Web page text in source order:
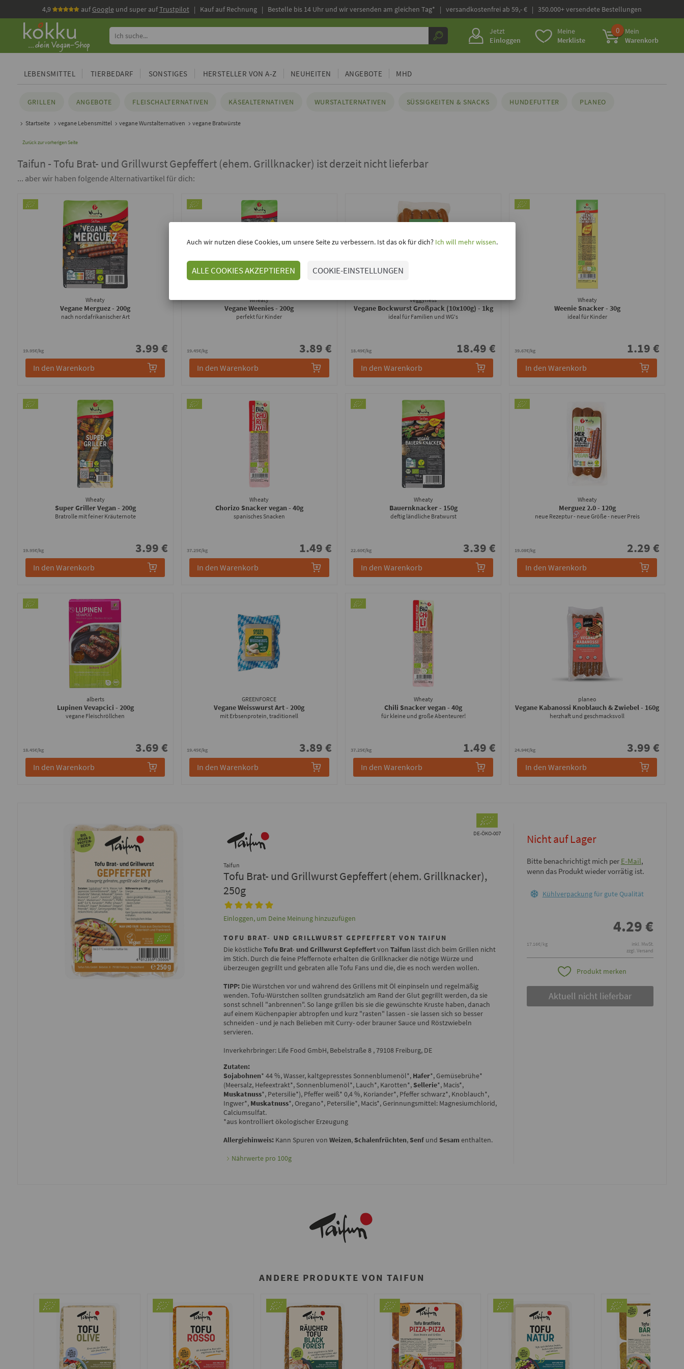
4,9 aufGoogleund super aufTrustpilot| Kauf auf Rechnung | Bestelle bis 14 Uhr und wir versenden am gleichen Tag* | versandkostenfrei ab 59,- € | 350.000+ versendete Bestellungen
Jetzt
Einloggen
Meine
Merkliste
0
Mein
Warenkorb
LEBENSMITTEL TIERBEDARF SONSTIGES HERSTELLER VON A-Z NEUHEITEN ANGEBOTE MHD
GRILLEN ANGEBOTE FLEISCHALTERNATIVEN KÄSEALTERNATIVEN WURSTALTERNATIVEN SÜSSIGKEITEN & SNACKS HUNDEFUTTER PLANEO
Startseite vegane Lebensmittel vegane Wurstalternativen vegane Bratwürste
Zurück zur vorherigen Seite
Taifun - Tofu Brat- und Grillwurst Gepfeffert (ehem. Grillknacker) ist derzeit nicht lieferbar
... aber wir haben folgende Alternativartikel für dich:
Wheaty
Vegane Merguez- 200g
nach nordafrikanischer Art
19.95€/kg 3.99 €
In den Warenkorb
Wheaty
Vegane Weenies- 200g
perfekt für Kinder
19.45€/kg 3.89 €
In den Warenkorb
veggyness
Vegane Bockwurst Großpack (10x100g) - 1kg
ideal für Familien und WG's
18.49€/kg 18.49 €
In den Warenkorb
Wheaty
Weenie Snacker- 30g
ideal für Kinder
39.67€/kg 1.19 €
In den Warenkorb
Wheaty
Super Griller Vegan - 200g
Bratrolle mit feiner Kräuternote
19.95€/kg 3.99 €
In den Warenkorb
Wheaty
Chorizo Snacker vegan - 40g
spanisches Snacken
37.25€/kg 1.49 €
In den Warenkorb
Wheaty
Bauernknacker- 150g
deftig ländliche Bratwurst
22.60€/kg 3.39 €
In den Warenkorb
Wheaty
Merguez 2.0- 120g
neue Rezeptur - neue Größe - neuer Preis
19.08€/kg 2.29 €
In den Warenkorb
alberts
Lupinen Vevapcici - 200g
vegane Fleischröllchen
18.45€/kg 3.69 €
In den Warenkorb
GREENFORCE
Vegane Weisswurst Art- 200g
mit Erbsenprotein, traditionell
19.45€/kg 3.89 €
In den Warenkorb
Wheaty
Chili Snacker vegan- 40g
für kleine und große Abenteurer!
37.25€/kg 1.49 €
In den Warenkorb
planeo
Vegane Kabanossi Knoblauch & Zwiebel- 160g
herzhaft und geschmacksvoll
24.94€/kg 3.99 €
In den Warenkorb
DE-ÖKO-007
Taifun
Tofu Brat- und Grillwurst Gepfeffert (ehem. Grillknacker),
250g
Einloggen, um Deine Meinung hinzuzufügen
TOFU BRAT- UND GRILLWURST GEPFEFFERT VON TAIFUN
Die köstlicheTofu Brat- und Grillwurst GepfeffertvonTaifun lässt dich beim Grillen nicht
im Stich. Durch die feine Pfeffernote erhalten die Grillknacker die nötige Würze und
überzeugen gegrillt und gebraten alle Tofu Fans und die, die es noch werden wollen.
TIPP: Die Würstchen vor und während des Grillens mit Öl einpinseln und regelmäßig
wenden. Tofu-Würstchen sollten grundsätzlich am Rand der Glut gegrillt werden, da sie
sonst schnell "anbrennen". So lange grillen bis sie die gewünschte Kruste haben, danach
auf einem Küchenpapier abtropfen und kurz "rasten" lassen - sie lassen sich so besser
schneiden - und je nach Belieben mit Curry- oder brauner Sauce und Röstzwiebeln
servieren.
Inverkehrbringer: Life Food GmbH, Bebelstraße 8 , 79108 Freiburg, DE
Zutaten:
Sojabohnen* 44 %, Wasser, kaltgepresstes Sonnenblumenöl*, Hafer*, Gemüsebrühe*
(Meersalz, Hefeextrakt*, Sonnenblumenöl*, Lauch*, Karotten*,Sellerie*, Macis*,
Muskatnuss*, Petersilie*), Pfeffer weiß* 0,4 %, Koriander*, Pfeffer schwarz*, Knoblauch*,
Ingwer*, Muskatnuss*, Oregano*, Petersilie*, Macis*, Gerinnungsmittel: Magnesiumchlorid,
Calciumsulfat.
*aus kontrolliert ökologischer Erzeugung
Allergiehinweis: Kann Spuren vonWeizen,Schalenfrüchten,Senf undSesam enthalten.
Nährwerte pro 100g
Nicht auf Lager
Bitte benachrichtigt mich per E-Mail,
wenn das Produkt wieder vorrätig ist.
Kühlverpackungfür gute Qualität
4.29€
17.16€/kg
inkl. MwSt.
zzgl. Versand
Produkt merken
Aktuell nicht lieferbar
ANDERE PRODUKTE VON TAIFUN
Auch wir nutzen diese Cookies, um unsere Seite zu verbessern. Ist das ok für dich?Ich will mehr wissen.
ALLE COOKIES AKZEPTIEREN COOKIE-EINSTELLUNGEN